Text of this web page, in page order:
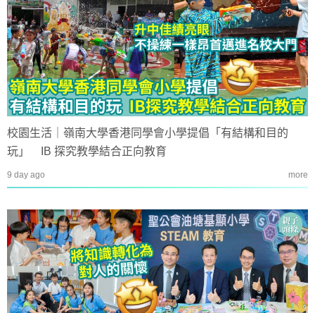
校園生活｜嶺南大學香港同學會小學提倡「有結構和目的
玩」 IB 探究教學結合正向教育
9 day ago more